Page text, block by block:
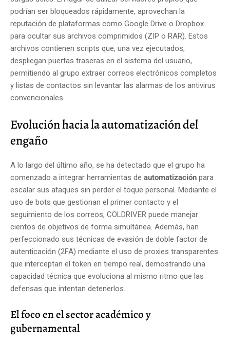
podrían ser bloqueados rápidamente, aprovechan la
reputación de plataformas como Google Drive o Dropbox
para ocultar sus archivos comprimidos (ZIP o RAR). Estos
archivos contienen scripts que, una vez ejecutados,
despliegan puertas traseras en el sistema del usuario,
permitiendo al grupo extraer correos electrónicos completos
y listas de contactos sin levantar las alarmas de los antivirus
convencionales.
Evolución hacia la automatización del
engaño
A lo largo del último año, se ha detectado que el grupo ha
comenzado a integrar herramientas de automatización para
escalar sus ataques sin perder el toque personal. Mediante el
uso de bots que gestionan el primer contacto y el
seguimiento de los correos, COLDRIVER puede manejar
cientos de objetivos de forma simultánea. Además, han
perfeccionado sus técnicas de evasión de doble factor de
autenticación (2FA) mediante el uso de proxies transparentes
que interceptan el token en tiempo real, demostrando una
capacidad técnica que evoluciona al mismo ritmo que las
defensas que intentan detenerlos.
El foco en el sector académico y
gubernamental